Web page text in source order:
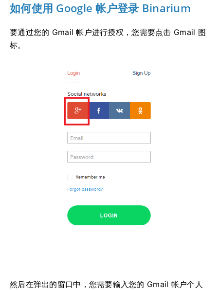
如何使用 Google 帐户登录 Binarium
要通过您的 Gmail 帐户进行授权，您需要点击 Gmail 图
标。
然后在弹出的窗口中，您需要输入您的 Gmail 帐户个人